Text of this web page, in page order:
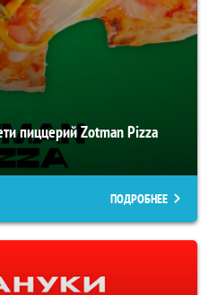
пиццерий Zotman Pizza
ПОДРОБНЕЕ